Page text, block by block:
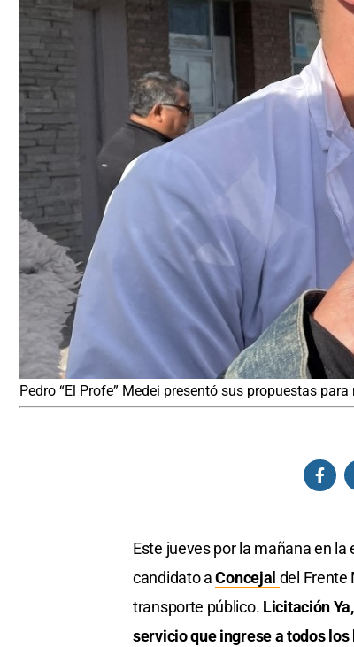
Pedro “El Profe” Medei presentó sus propuestas
Este jueves por la mañana en
candidato aConcejal del Frente
transporte público. Licitación
servicio que ingrese a todos